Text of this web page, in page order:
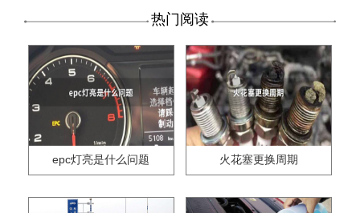
热门阅读
epc灯亮是什么问题 火花塞更换周期